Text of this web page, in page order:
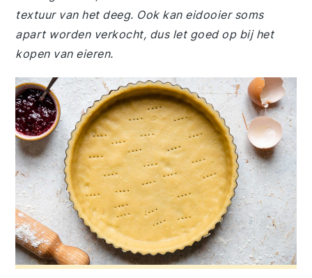
textuur van het deeg. Ook kan eidooier soms
apart worden verkocht, dus let goed op bij het
kopen van eieren.